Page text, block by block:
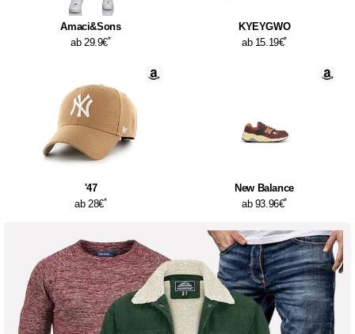
Amaci&Sons
ab 29.9€*
KYEYGWO
ab 15.19€*
'47
ab 28€*
New Balance
ab 93.96€*